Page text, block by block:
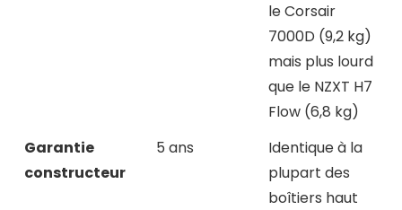
le Corsair
7000D (9,2 kg)
mais plus lourd
que le NZXT H7
Flow (6,8 kg)
Garantie
constructeur
5 ans
Identique à la
plupart des
boîtiers haut